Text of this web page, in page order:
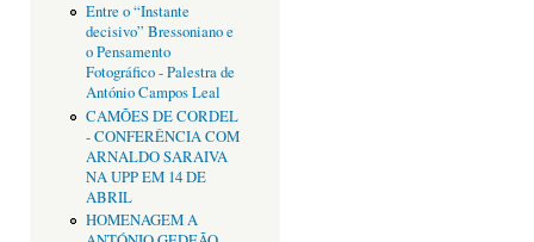
Entre o “Instante
decisivo” Bressoniano e
o Pensamento
Fotográfico - Palestra de
António Campos Leal
CAMÕES DE CORDEL
- CONFERÊNCIA COM
ARNALDO SARAIVA
NA UPP EM 14 DE
ABRIL
HOMENAGEM A